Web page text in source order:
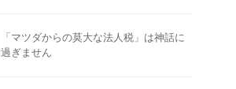
「マツダからの莫大な法人税」は神話に
過ぎません